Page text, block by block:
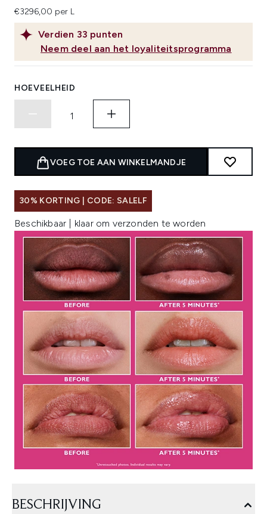
Verdien 33 punten
Neem deel aan het loyaliteitsprogramma
€3296,00 per L
HOEVEELHEID
VOEG TOE AAN WINKELMANDJE
30% KORTING | CODE: SALELF
Beschikbaar | klaar om verzonden te worden
BESCHRIJVING